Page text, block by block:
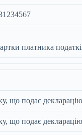
платника
що подає
що подає